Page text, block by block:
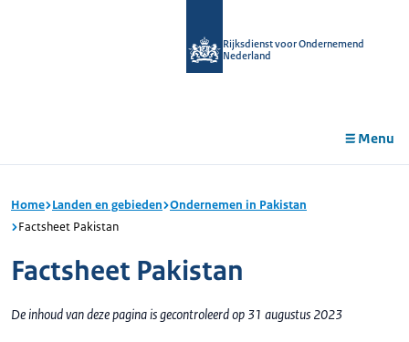
Rijksdienst voor Ondernemend
Nederland
Menu
Home Landen en gebieden Ondernemen in Pakistan
Factsheet Pakistan
Factsheet Pakistan
De inhoud van deze pagina is gecontroleerd op 31 augustus 2023